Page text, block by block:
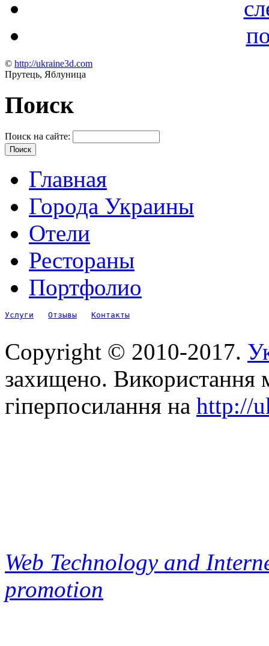
© http://ukraine3d.com
Прутець, Яблуница
Поиск
Поиск на сайте:
Главная
Города Украины
Отели
Рестораны
Портфолио
Услуги Отзывы Контакты
Copyright © 2010-2017.
захищено. Використання
гіперпосилання на http://
Web Technology and
promotion